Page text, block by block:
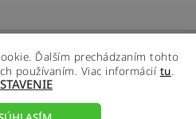
Ďalším prechádzaním tohto
používaním. Viac informácií tu.